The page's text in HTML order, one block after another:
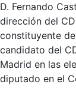
D. Fernando
dirección del
constituyente
candidato del
Madrid en las
diputado en el